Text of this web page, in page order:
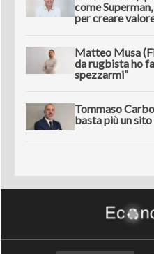
come
per creare
Matteo Musa
da rugbista ho
spezzarmi”
Tommaso
basta più un sito